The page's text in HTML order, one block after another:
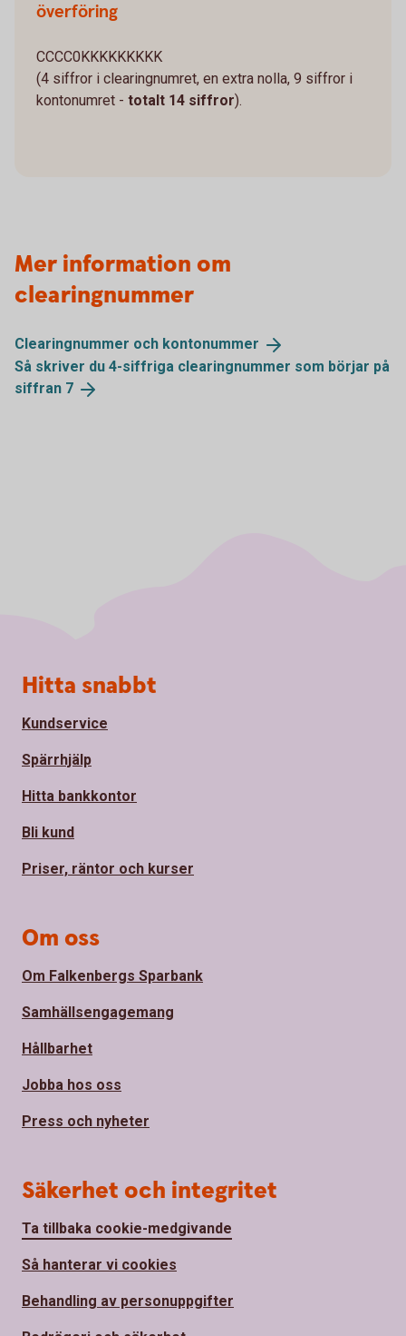
överföring
CCCC0KKKKKKKKK
(4 siffror i clearingnumret, en extra nolla, 9 siffror i
kontonumret - totalt 14 siffror).
Mer information om
clearingnummer
Clearingnummer och kontonummer
Så skriver du 4-siffriga clearingnummer som börjar på
siffran 7
Sidfot
Hitta snabbt
Kundservice
Spärrhjälp
Hitta bankkontor
Bli kund
Priser, räntor och kurser
Om oss
Om Falkenbergs Sparbank
Samhällsengagemang
Hållbarhet
Jobba hos oss
Press och nyheter
Säkerhet och integritet
Ta tillbaka cookie-medgivande
Så hanterar vi cookies
Behandling av personuppgifter